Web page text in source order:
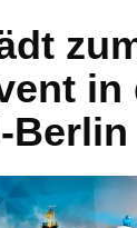
in
Berlin